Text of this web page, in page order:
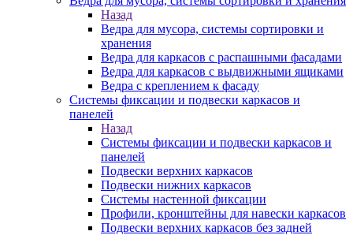
Назад
Ведра для мусора, системы сортировки и
хранения
Ведра для каркасов с распашными фасадами
Ведра для каркасов с выдвижными ящиками
Ведра с креплением к фасаду
Системы фиксации и подвески каркасов и
панелей
Назад
Системы фиксации и подвески каркасов и
панелей
Подвески верхних каркасов
Подвески нижних каркасов
Системы настенной фиксации
Профили, кронштейны для навески каркасов
Подвески верхних каркасов без задней